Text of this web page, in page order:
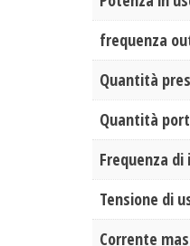
frequenza
Quantità
Quantità
Frequenza
Tensione di
Corrente